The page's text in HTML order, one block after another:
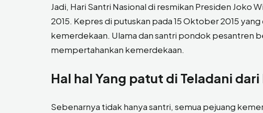
Jadi, Hari Santri Nasional di resmikan Presiden Joko
2015. Kepres di putuskan pada 15 Oktober 2015 yang
kemerdekaan. Ulama dan santri pondok pesantren
mempertahankan kemerdekaan.
Hal hal Yang patut di Teladani
Sebenarnya tidak hanya santri, semua pejuang